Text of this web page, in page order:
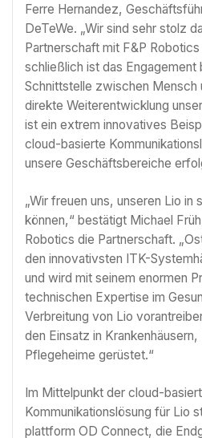
Ferre Hernandez,
DeTeWe. „Wir sind sehr stolz
Partnerschaft mit F&P
schließlich ist das Engagement
Schnittstelle zwischen Mensch
direkte Weiterentwicklung
ist ein extrem innovatives
cloud-basierte
unsere Geschäftsbereiche
„Wir freuen uns, unseren Lio in
können,“ bestätigt Michael
Robotics die Partnerschaft.
den innovativsten ITK-
und wird mit seinem enormen
technischen Expertise im
Verbreitung von Lio
den Einsatz in Krankenhäusern,
Pflegeheime gerüstet.“
Im Mittelpunkt der cloud-
Kommunikationslösung für Lio
plattform OD Connect, die